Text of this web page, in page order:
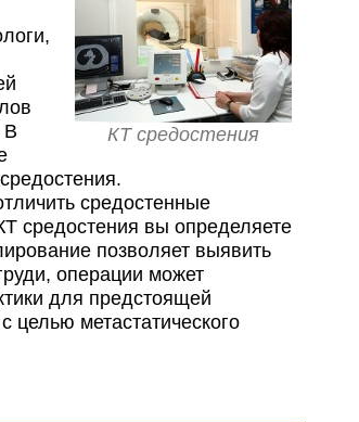
КТ средостения
В
средостенные
средостения вы определяете
позволяет выявить
операции может
для предстоящей
целью метастатического